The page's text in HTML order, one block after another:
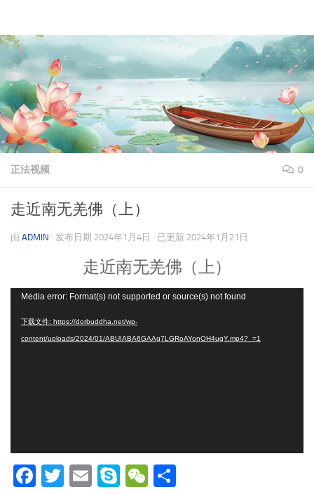
正法视频 0
走近南无羌佛（上）
由 ADMIN · 发布日期 2024年1月4日 · 已更新 2024年1月21日
走近南无羌佛（上）
Media error: Format(s) not supported or source(s) not found
下载文件: https://dorbuddha.net/wp-
content/uploads/2024/01/ABUIABA6GAAg7LGRoAYonOH4ugY.mp4?_=1
Facebook
Twitter
EmailSkypeWeChat